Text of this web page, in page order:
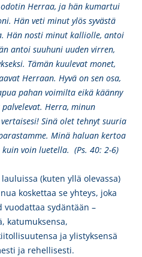
Herraa, ja hän kumartui
Hän veti minut ylös syvästä
Hän nosti minut kalliolle, antoi
antoi suuhuni uuden virren,
Tämän kuulevat monet,
Herraan. Hyvä on sen osa,
pahan voimilta eikä käänny
Herra, minun
Sinä olet tehnyt suuria
Minä haluan kertoa
voin luetella. (Ps. 40: 2-6)
(kuten yllä olevassa)
koskettaa se yhteys, joka
vuodattaa sydäntään –
katumuksensa,
ja ylistyksensä
ja rehellisesti.